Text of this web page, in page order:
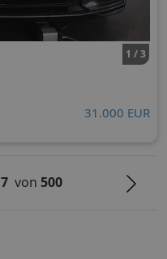
1 / 3
31.000 EUR
7von 500